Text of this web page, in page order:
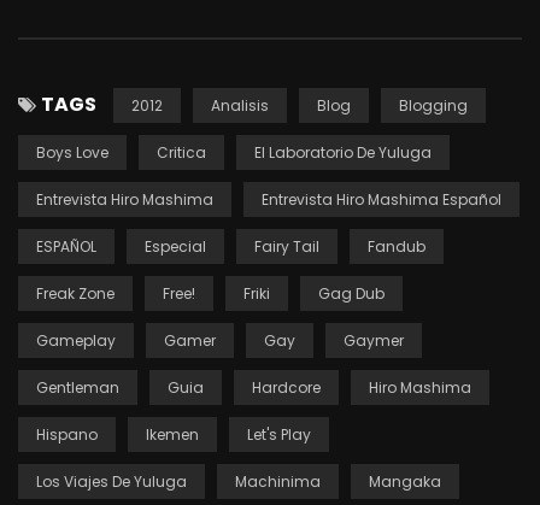
TAGS 2012 Analisis Blog Blogging
Boys Love Critica El Laboratorio De Yuluga
Entrevista Hiro Mashima Entrevista Hiro Mashima Español
ESPAÑOL Especial Fairy Tail Fandub
Freak Zone Free! Friki Gag Dub
Gameplay Gamer Gay Gaymer
Gentleman Guia Hardcore Hiro Mashima
Hispano Ikemen Let's Play
Los Viajes De Yuluga Machinima Mangaka